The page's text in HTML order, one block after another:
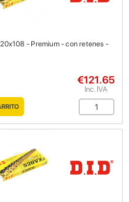
- Premium - con retenes -
€121.65
Inc. IVA